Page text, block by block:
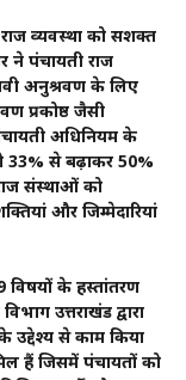
राज व्यवस्था को सशक्त
ने पंचायती राज
अनुश्रवण के लिए
प्रकोष्ठ जैसी
अधिनियम के
33% से बढ़ाकर 50%
संस्थाओं को
और जिम्मेदारियां
विषयों के हस्तांतरण
उत्तराखंड द्वारा
उद्देश्य से काम किया
हैं जिसमें पंचायतों को